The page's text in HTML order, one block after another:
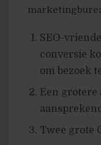
SEO-
conversie
om bezoek
Een grotere
Twee grote